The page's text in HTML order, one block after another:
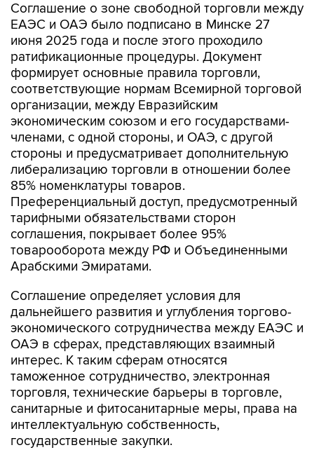
Соглашение о зоне свободной торговли между
ЕАЭС и ОАЭ было подписано в Минске 27
июня 2025 года и после этого проходило
ратификационные процедуры. Документ
формирует основные правила торговли,
соответствующие нормам Всемирной торговой
организации, между Евразийским
экономическим союзом и его государствами-
членами, с одной стороны, и ОАЭ, с другой
стороны и предусматривает дополнительную
либерализацию торговли в отношении более
85% номенклатуры товаров.
Преференциальный доступ, предусмотренный
тарифными обязательствами сторон
соглашения, покрывает более 95%
товарооборота между РФ и Объединенными
Арабскими Эмиратами.
Соглашение определяет условия для
дальнейшего развития и углубления торгово-
экономического сотрудничества между ЕАЭС и
ОАЭ в сферах, представляющих взаимный
интерес. К таким сферам относятся
таможенное сотрудничество, электронная
торговля, технические барьеры в торговле,
санитарные и фитосанитарные меры, права на
интеллектуальную собственность,
государственные закупки.